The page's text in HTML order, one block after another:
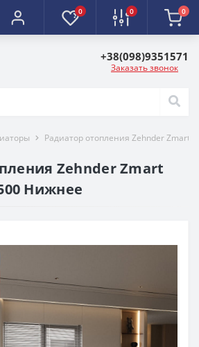
0 0 0
+38(098)9351571
Заказать звонок
Радиатор отопления Zehnder Zmart
Zehnder Zmart
Нижнее